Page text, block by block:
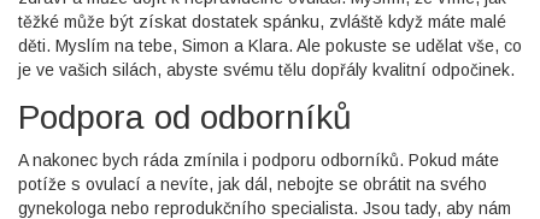
těžké může být získat dostatek spánku, zvláště když máte malé
děti. Myslím na tebe, Simon a Klara. Ale pokuste se udělat vše, co
je ve vašich silách, abyste svému tělu dopřály kvalitní odpočinek.
Podpora od odborníků
A nakonec bych ráda zmínila i podporu odborníků. Pokud máte
potíže s ovulací a nevíte, jak dál, nebojte se obrátit na svého
gynekologa nebo reprodukčního specialista. Jsou tady, aby nám